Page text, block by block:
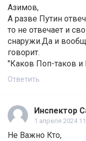
Азимов,
А разве Путин
то не отвечает и
снаружи.Да и
говорит.
"Каков Поп-таков и
Ответить
Инспектор
1 апреля 2024
Не Важно Кто,